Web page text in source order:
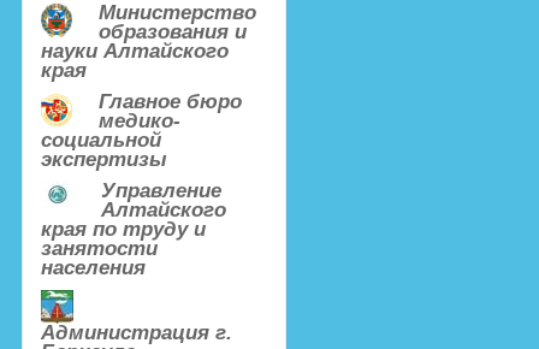
Министерство
образования и
науки Алтайского
края
Главное бюро
медико-
социальной
экспертизы
Управление
Алтайского
края по труду и
занятости
населения
Администрация г.